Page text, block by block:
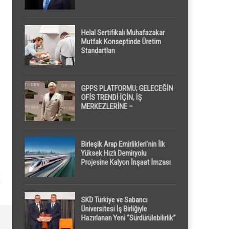
Helal Sertifikalı Muhafazakar
Mutfak Konseptinde Üretim
Standartları
GPPS PLATFORMU; GELECEĞİN
OFİS TRENDİ İÇİN, İŞ
MERKEZLERİNE –
Birleşik Arap Emirlikleri’nin İlk
Yüksek Hızlı Demiryolu
Projesine Kalyon İnşaat İmzası
SKD Türkiye ve Sabancı
Üniversitesi İş Birliğiyle
Hazırlanan Yeni “Sürdürülebilirlik”